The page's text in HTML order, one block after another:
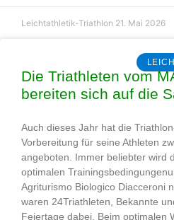
Leichtathletik-Triathlon 21. Mai 2026
Die Triathleten vom
bereiten sich auf die
Auch dieses Jahr hat die
Vorbereitung für seine Athleten
angeboten. Immer beliebter wird
optimalen
Agriturismo Biologico Diacceroni
waren 24Triathleten, Bekannte
Feiertage dabei. Beim optimalen